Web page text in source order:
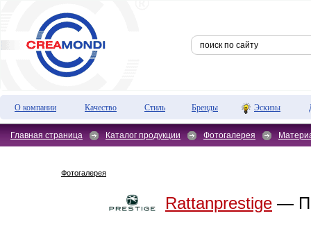
О компании Качество Стиль Бренды Эскизы
Главная страница Каталог продукции Фотогалерея
Фотогалерея
Rattanprestige —